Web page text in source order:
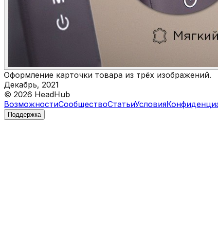
Оформление карточки товара из трёх изображений.
Декабрь, 2021
© 2026 HeadHub
ВозможностиСообществоСтатьиУсловия
Поддержка